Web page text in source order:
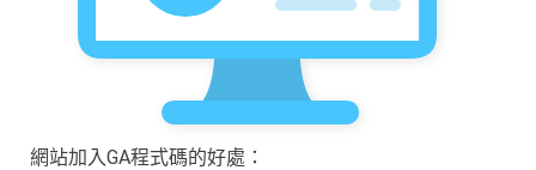
網站加入GA程式碼的好處：